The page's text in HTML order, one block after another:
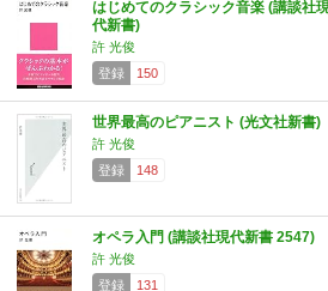
はじめてのクラシック音楽 (講談社
代新書)
許 光俊
登録
150
世界最高のピアニスト (光文社新書)
許 光俊
登録
148
オペラ入門 (講談社現代新書 2547)
許 光俊
登録
131